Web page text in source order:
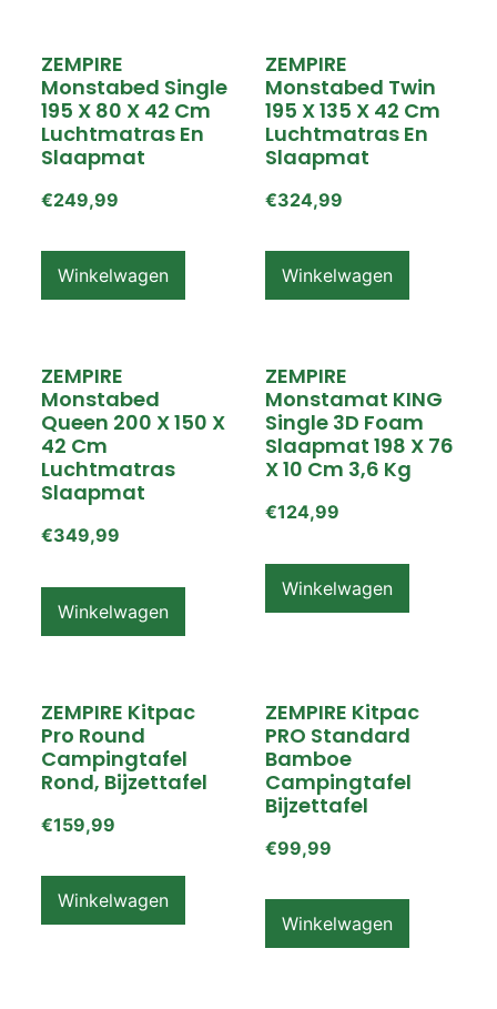
ZEMPIRE
Monstabed Single
195 X 80 X 42 Cm
Luchtmatras En
Slaapmat
€249,99
Winkelwagen
ZEMPIRE
Monstabed Twin
195 X 135 X 42 Cm
Luchtmatras En
Slaapmat
€324,99
Winkelwagen
ZEMPIRE
Monstabed
Queen 200 X 150 X
42 Cm
Luchtmatras
Slaapmat
€349,99
Winkelwagen
ZEMPIRE
Monstamat KING
Single 3D Foam
Slaapmat 198 X 76
X 10 Cm 3,6 Kg
€124,99
Winkelwagen
ZEMPIRE Kitpac
Pro Round
Campingtafel
Rond, Bijzettafel
€159,99
Winkelwagen
ZEMPIRE Kitpac
PRO Standard
Bamboe
Campingtafel
Bijzettafel
€99,99
Winkelwagen